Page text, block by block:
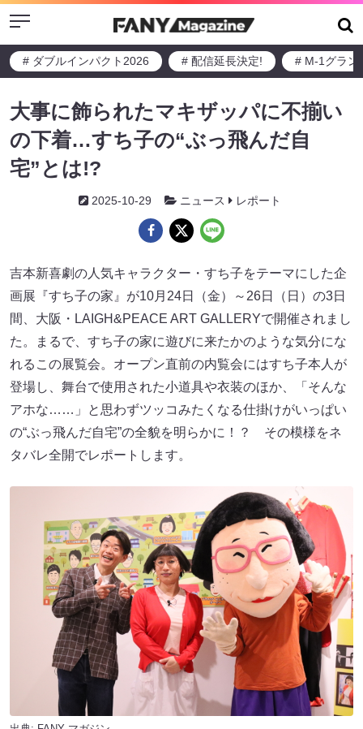
Menu
# ダブルインパクト2026 # 配信延長決定! # M-1グラン
大事に飾られたマキザッパに不揃い
の下着…すち子の“ぶっ飛んだ自
宅”とは!?
2025-10-29 ニュース レポート
吉本新喜劇の人気キャラクター・すち子をテーマにした企
画展『すち子の家』が10月24日（金）～26日（日）の3日
間、大阪・LAIGH&PEACE ART GALLERYで開催されまし
た。まるで、すち子の家に遊びに来たかのような気分にな
れるこの展覧会。オープン直前の内覧会にはすち子本人が
登場し、舞台で使用された小道具や衣装のほか、「そんな
アホな……」と思わずツッコみたくなる仕掛けがいっぱい
の“ぶっ飛んだ自宅”の全貌を明らかに！？ その模様をネ
タバレ全開でレポートします。